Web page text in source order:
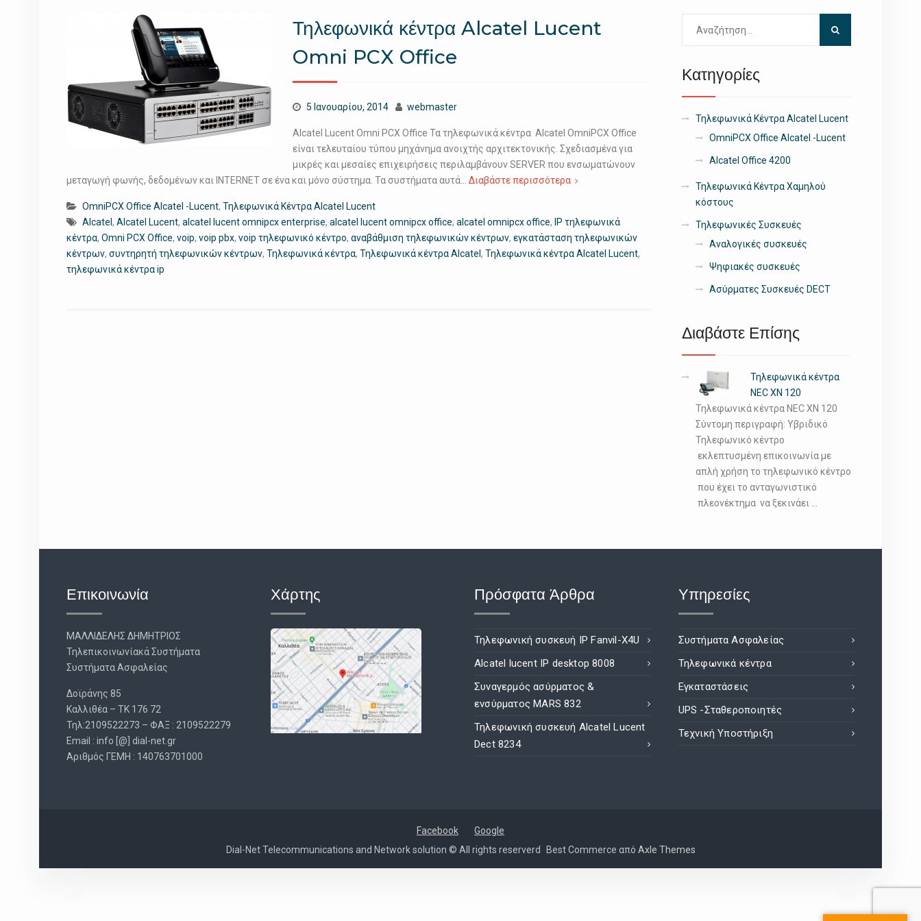
Τηλεφωνικά κέντρα Alcatel Lucent
Omni PCX Office
5 Ιανουαρίου, 2014 webmaster
Alcatel Lucent Omni PCX Office Τα τηλεφωνικά κέντρα Alcatel OmniPCX Office
είναι τελευταίου τύπου μηχάνημα ανοιχτής αρχιτεκτονικής. Σχεδιασμένα για
μικρές και μεσαίες επιχειρήσεις περιλαμβάνουν SERVER που ενσωματώνουν
μεταγωγή φωνής, δεδομένων και INTERNET σε ένα και μόνο σύστημα. Τα συστήματα αυτά… Διαβάστε περισσότερα
OmniPCX Office Alcatel -Lucent, Τηλεφωνικά Κέντρα Alcatel Lucent
Alcatel , Alcatel Lucent, alcatel lucent omnipcx enterprise, alcatel lucent omnipcx office, alcatel omnipcx office, IP τηλεφωνικά
κέντρα, Omni PCX Office, voip, voip pbx, voip τηλεφωνικό κέντρο, αναβάθμιση τηλεφωνικών κέντρων, εγκατάσταση τηλεφωνικών
κέντρων, συντηρητή τηλεφωνικών κέντρων, Τηλεφωνικά κέντρα, Τηλεφωνικά κέντρα Alcatel , Τηλεφωνικά κέντρα Alcatel Lucent,
τηλεφωνικά κέντρα ip
για:
Κατηγορίες
Τηλεφωνικά Κέντρα Alcatel Lucent
OmniPCX Office Alcatel -Lucent
Alcatel Office 4200
Τηλεφωνικά Κέντρα Χαμηλού
κόστους
Τηλεφωνικές Συσκευές
Αναλογικές συσκευές
Ψηφιακές συσκευές
Ασύρματες Συσκευές DECT
Διαβάστε Επίσης
Τηλεφωνικά κέντρα
NEC XN 120
Τηλεφωνικά κέντρα NEC XN 120
Σύντομη περιγραφή: Υβριδικό
Τηλεφωνικό κέντρο
εκλεπτυσμένη επικοινωνία με
απλή χρήση το τηλεφωνικό κέντρο
που έχει το ανταγωνιστικό
πλεονέκτημα να ξεκινάει …
Επικοινωνία
ΜΑΛΛΙΔΕΛΗΣ ΔΗΜΗΤΡΙΟΣ
Τηλεπικοινωνίακά Συστήματα
Συστήματα Ασφαλείας
Δοϊράνης 85
Καλλιθέα – ΤΚ 176 72
Τηλ:2109522273 – ΦΑΞ : 2109522279
Email : info [@] dial-net.gr
Aριθμός ΓΕΜΗ : 140763701000
Χάρτης Πρόσφατα Άρθρα
Τηλεφωνική συσκευή IP Fanvil-X4U
Alcatel lucent IP desktop 8008
Συναγερμός ασύρματος &
ενσύρματος MARS 832
Τηλεφωνική συσκευή Alcatel Lucent
Dect 8234
Υπηρεσίες
Συστήματα Ασφαλείας
Τηλεφωνικά κέντρα
Εγκαταστάσεις
UPS -Σταθεροποιητές
Τεχνική Υποστήριξη
Facebook
Google
Dial-Net Telecommunications and Network solution © All rights reserverd
Best Commerce από Axle Themes